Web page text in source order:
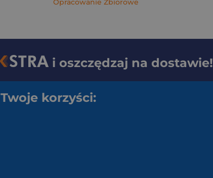
Opracowanie Zbiorowe
i oszczędzaj na dostawie!
Twoje korzyści: